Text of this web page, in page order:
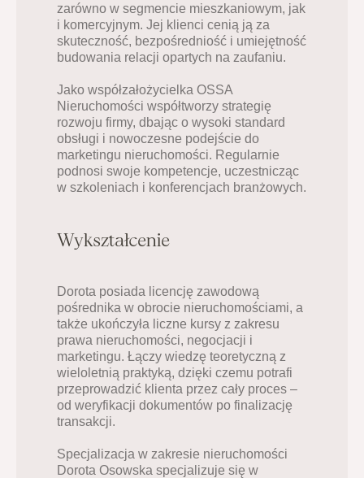
zarówno w segmencie mieszkaniowym, jak
i komercyjnym. Jej klienci cenią ją za
skuteczność, bezpośredniość i umiejętność
budowania relacji opartych na zaufaniu.
Jako współzałożycielka OSSA
Nieruchomości współtworzy strategię
rozwoju firmy, dbając o wysoki standard
obsługi i nowoczesne podejście do
marketingu nieruchomości. Regularnie
podnosi swoje kompetencje, uczestnicząc
w szkoleniach i konferencjach branżowych.
Wykształcenie
Dorota posiada licencję zawodową
pośrednika w obrocie nieruchomościami, a
także ukończyła liczne kursy z zakresu
prawa nieruchomości, negocjacji i
marketingu. Łączy wiedzę teoretyczną z
wieloletnią praktyką, dzięki czemu potrafi
przeprowadzić klienta przez cały proces –
od weryfikacji dokumentów po finalizację
transakcji.
Specjalizacja w zakresie nieruchomości
Dorota Osowska specjalizuje się w